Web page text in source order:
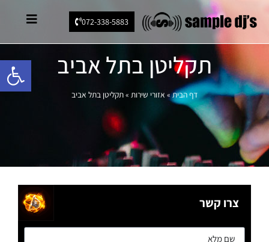
פתח
072-338-5883
תקליטן בתל אביב
דף הבית» אזורי שירות »תקליטן בתל אביב
צרו קשר